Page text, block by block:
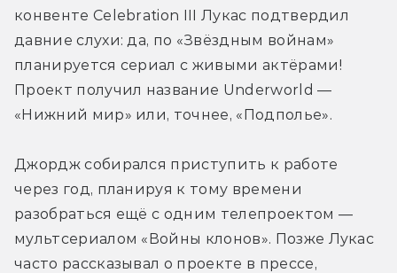
конвенте Celebration III Лукас подтвердил
давние слухи: да, по «Звёздным войнам»
планируется сериал с живыми актёрами!
Проект получил название Underworld —
«Нижний мир» или, точнее, «Подполье».
Джордж собирался приступить к работе
через год, планируя к тому времени
разобраться ещё с одним телепроектом —
мультсериалом «Войны клонов». Позже Лукас
часто рассказывал о проекте в прессе,